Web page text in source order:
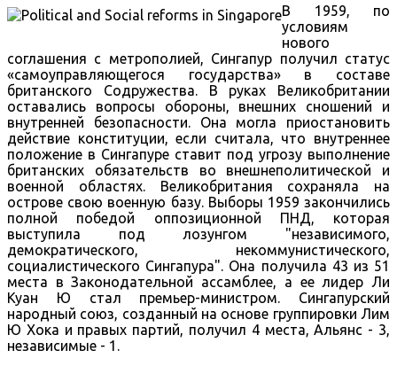
В 1959, по
условиям
нового
соглашения с метрополией, Сингапур получил статус
«самоуправляющегося государства» в составе
британского Содружества. В руках Великобритании
оставались вопросы обороны, внешних сношений и
внутренней безопасности. Она могла приостановить
действие конституции, если считала, что внутреннее
положение в Сингапуре ставит под угрозу выполнение
британских обязательств во внешнеполитической и
военной областях. Великобритания сохраняла на
острове свою военную базу. Выборы 1959 закончились
полной победой оппозиционной ПНД, которая
выступила под лозунгом "независимого,
демократического, некоммунистического,
социалистического Сингапура". Она получила 43 из 51
места в Законодательной ассамблее, а ее лидер Ли
Куан Ю стал премьер-министром. Сингапурский
народный союз, созданный на основе группировки Лим
Ю Хока и правых партий, получил 4 места, Альянс - 3,
независимые - 1.